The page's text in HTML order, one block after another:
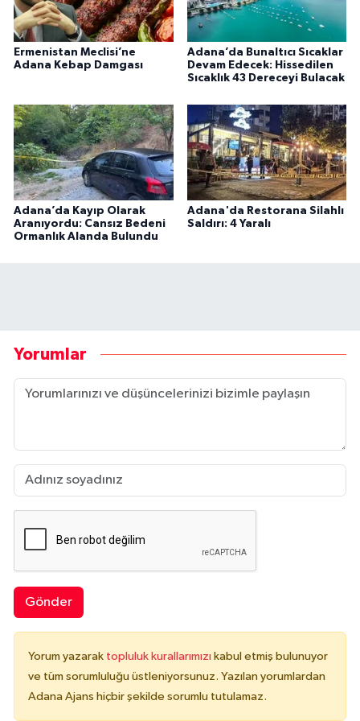
Ermenistan Meclisi’ne
Adana Kebap Damgası
Adana’da Bunaltıcı Sıcaklar
Devam Edecek: Hissedilen
Sıcaklık 43 Dereceyi Bulacak
Adana’da Kayıp Olarak
Aranıyordu: Cansız Bedeni
Ormanlık Alanda Bulundu
Adana'da Restorana Silahlı
Saldırı: 4 Yaralı
Yorumlar
Gönder
Yorum yazarak topluluk kurallarımızı kabul etmiş bulunuyor
ve tüm sorumluluğu üstleniyorsunuz. Yazılan yorumlardan
Adana Ajans hiçbir şekilde sorumlu tutulamaz.